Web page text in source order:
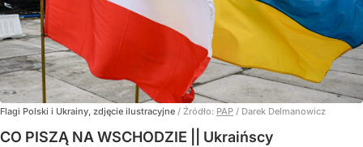
Flagi Polski i Ukrainy, zdjęcie ilustracyjne / Źródło: PAP / Darek Delmanowicz
CO PISZĄ NA WSCHODZIE || Ukraińscy